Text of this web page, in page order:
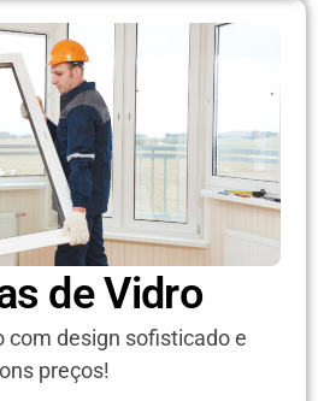
de Vidro
com design sofisticado e
preços!